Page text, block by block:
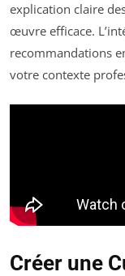
explication claire
œuvre efficace.
recommandations
votre contexte
Créer une